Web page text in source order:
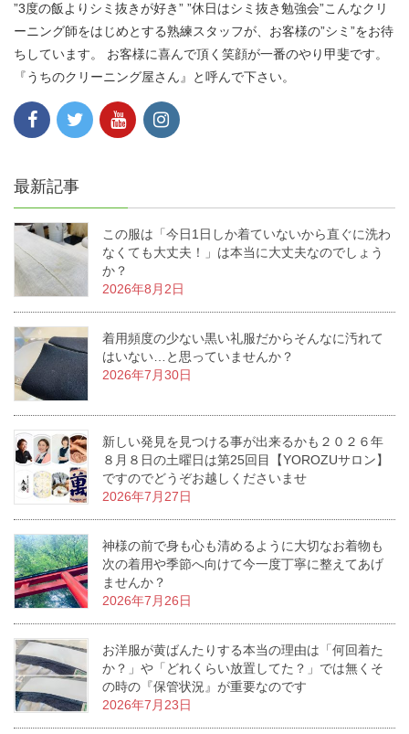
”3度の飯よりシミ抜きが好き” ”休日はシミ抜き勉強会”こんなクリ
ーニング師をはじめとする熟練スタッフが、お客様の”シミ”をお待
ちしています。 お客様に喜んで頂く笑顔が一番のやり甲斐です。
『うちのクリーニング屋さん』と呼んで下さい。
最新記事
この服は「今日1日しか着ていないから直ぐに洗わ
なくても大丈夫！」は本当に大丈夫なのでしょう
か？
2026年8月2日
着用頻度の少ない黒い礼服だからそんなに汚れて
はいない…と思っていませんか？
2026年7月30日
新しい発見を見つける事が出来るかも２０２６年
８月８日の土曜日は第25回目【YOROZUサロン】
ですのでどうぞお越しくださいませ
2026年7月27日
神様の前で身も心も清めるように大切なお着物も
次の着用や季節へ向けて今一度丁寧に整えてあげ
ませんか？
2026年7月26日
お洋服が黄ばんたりする本当の理由は「何回着た
か？」や「どれくらい放置してた？」では無くそ
の時の『保管状況』が重要なのです
2026年7月23日